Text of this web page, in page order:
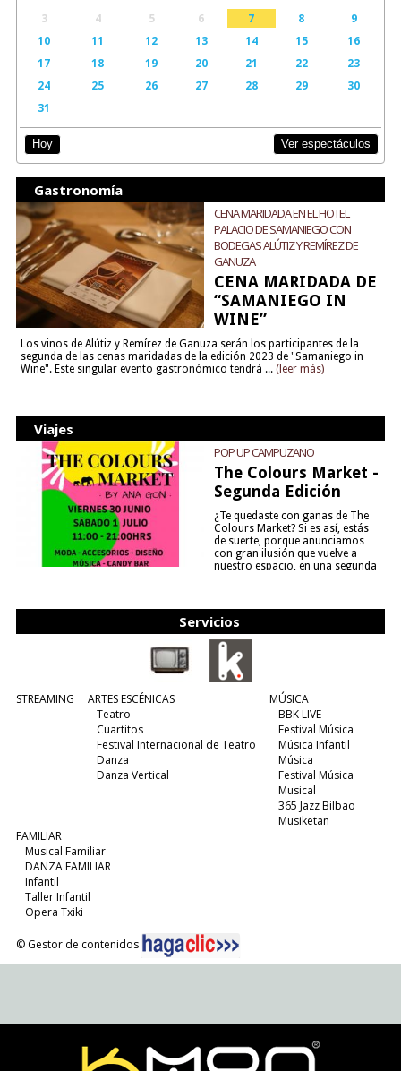
3
4 5 6 7 8
9
10
11 12 13 14 15
16
17
18 19 20 21 22
23
24
25 26 27 28 29
30
31
Hoy Ver espectáculos
Gastronomía
CENA MARIDADA EN EL HOTEL
PALACIO DE SAMANIEGO CON
BODEGAS ALÚTIZ Y REMÍREZ DE
GANUZA
CENA MARIDADA DE
“SAMANIEGO IN
WINE”
Los vinos de Alútiz y Remírez de Ganuza serán los participantes de la
segunda de las cenas maridadas de la edición 2023 de "Samaniego in
Wine". Este singular evento gastronómico tendrá ... (leer más)
Viajes
POP UP CAMPUZANO
The Colours Market -
Segunda Edición
¿Te quedaste con ganas de The
Colours Market? Si es así, estás
de suerte, porque anunciamos
con gran ilusión que vuelve a
nuestro espacio, en una segunda
Servicios
STREAMING
ARTES ESCÉNICAS
Teatro
Cuartitos
Festival Internacional de Teatro
Danza
Danza Vertical
MÚSICA
BBK LIVE
Festival Música
Música Infantil
Música
Festival Música
Musical
365 Jazz Bilbao
Musiketan
FAMILIAR
Musical Familiar
DANZA FAMILIAR
Infantil
Taller Infantil
Opera Txiki
© Gestor de contenidos